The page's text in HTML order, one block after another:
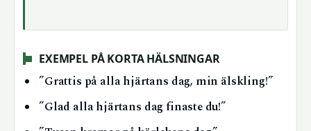
EXEMPEL PÅ KORTA HÄLSNINGAR
”Grattis på alla hjärtans dag, min älskling!”
”Glad alla hjärtans dag finaste du!”